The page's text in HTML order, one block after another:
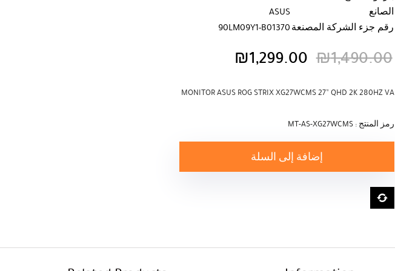
الصانع
ASUS
رقم جزء الشركة المصنعة90LM09Y1-B01370
₪1,490.00
السعر
هو:
₪1,299.00 السعر
هو:
MONITOR ASUS ROG STRIX XG27WCMS 27” QHD 2K 280HZ VA
رمز المنتج : MT-AS-XG27WCMS
إضافة إلى السلة